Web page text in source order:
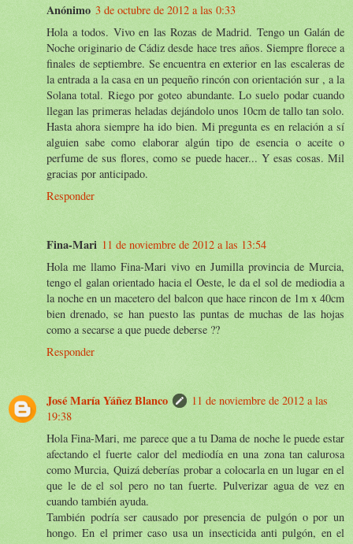
Anónimo 3 de octubre de 2012 a las 0:33
Hola a todos. Vivo en las Rozas de Madrid. Tengo un Galán de
Noche originario de Cádiz desde hace tres años. Siempre florece a
finales de septiembre. Se encuentra en exterior en las escaleras de
la entrada a la casa en un pequeño rincón con orientación sur , a la
Solana total. Riego por goteo abundante. Lo suelo podar cuando
llegan las primeras heladas dejándolo unos 10cm de tallo tan solo.
Hasta ahora siempre ha ido bien. Mi pregunta es en relación a sí
alguien sabe como elaborar algún tipo de esencia o aceite o
perfume de sus flores, como se puede hacer... Y esas cosas. Mil
gracias por anticipado.
Responder
Fina-Mari 11 de noviembre de 2012 a las 13:54
Hola me llamo Fina-Mari vivo en Jumilla provincia de Murcia,
tengo el galan orientado hacia el Oeste, le da el sol de mediodia a
la noche en un macetero del balcon que hace rincon de 1m x 40cm
bien drenado, se han puesto las puntas de muchas de las hojas
como a secarse a que puede deberse ??
Responder
José María Yáñez Blanco
11 de noviembre de 2012 a las
19:38
Hola Fina-Mari, me parece que a tu Dama de noche le puede estar
afectando el fuerte calor del mediodía en una zona tan calurosa
como Murcia, Quizá deberías probar a colocarla en un lugar en el
que le de el sol pero no tan fuerte. Pulverizar agua de vez en
cuando también ayuda.
También podría ser causado por presencia de pulgón o por un
hongo. En el primer caso usa un insecticida anti pulgón, en el